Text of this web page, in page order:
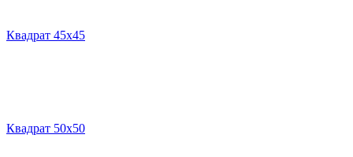
Квадрат 45х45
Квадрат 50х50